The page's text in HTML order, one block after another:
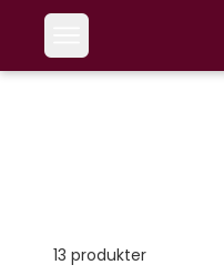
13 produkter